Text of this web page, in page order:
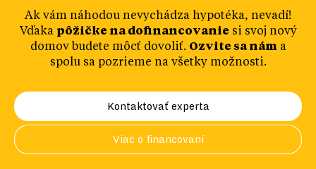
Ak vám náhodou nevychádza hypotéka, nevadí!
Vďaka pôžičke na dofinancovanie si svoj nový
domov budete môcť dovoliť. Ozvite sa náma
spolu sa pozrieme na všetky možnosti.
Kontaktovať experta
Viac o financovaní